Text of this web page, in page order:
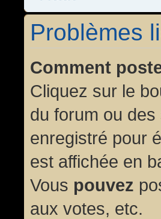
Problèmes
Comment
Cliquez sur le
du forum ou
enregistré pour
est affichée en
Vous pouvez
aux votes, etc.